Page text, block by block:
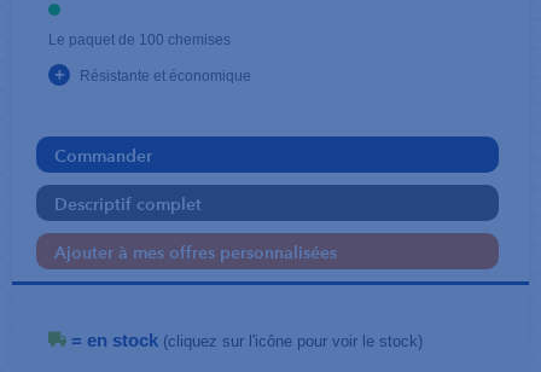
Le paquet de 100 chemises
+ Résistante et économique
Commander
Descriptif complet
Ajouter à mes offres personnalisées
= en stock (cliquez sur l'icône pour voir le stock)